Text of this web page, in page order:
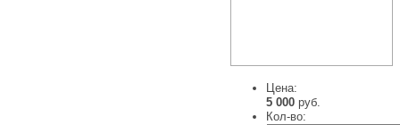
Цена:
5 000 руб.
Кол-во: